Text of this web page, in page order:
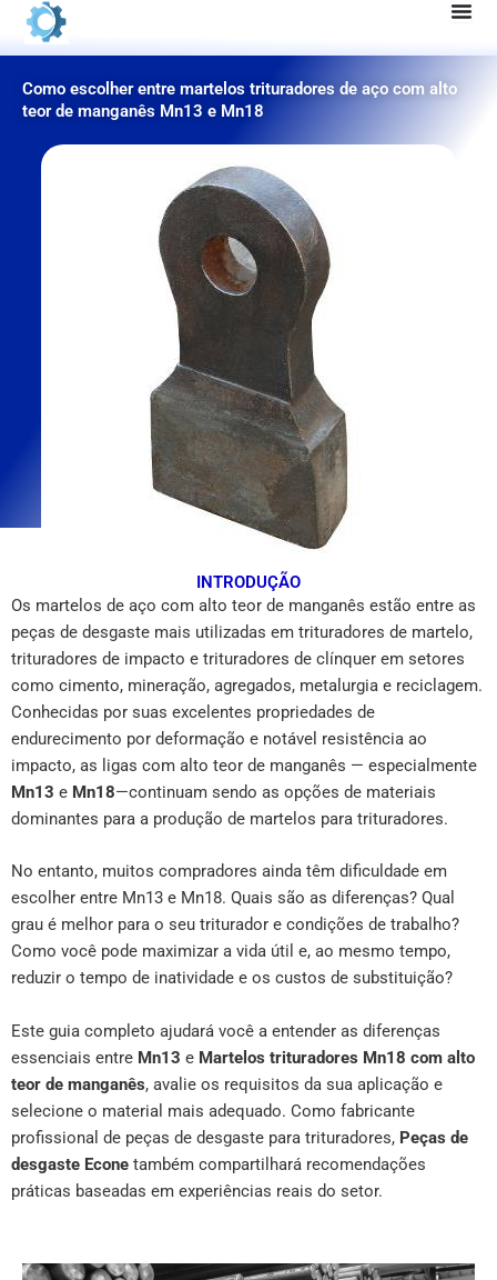
Pular
para
conteúdo
Como escolher entre martelos trituradores de aço com alto
teor de manganês Mn13 e Mn18
INTRODUÇÃO
Os martelos de aço com alto teor de manganês estão entre as
peças de desgaste mais utilizadas em trituradores de martelo,
trituradores de impacto e trituradores de clínquer em setores
como cimento, mineração, agregados, metalurgia e reciclagem.
Conhecidas por suas excelentes propriedades de
endurecimento por deformação e notável resistência ao
impacto, as ligas com alto teor de manganês — especialmente
Mn13 e Mn18—continuam sendo as opções de materiais
dominantes para a produção de martelos para trituradores.
No entanto, muitos compradores ainda têm dificuldade em
escolher entre Mn13 e Mn18. Quais são as diferenças? Qual
grau é melhor para o seu triturador e condições de trabalho?
Como você pode maximizar a vida útil e, ao mesmo tempo,
reduzir o tempo de inatividade e os custos de substituição?
Este guia completo ajudará você a entender as diferenças
essenciais entre Mn13 e Martelos trituradores Mn18 com alto
teor de manganês, avalie os requisitos da sua aplicação e
selecione o material mais adequado. Como fabricante
profissional de peças de desgaste para trituradores, Peças de
desgaste Econe também compartilhará recomendações
práticas baseadas em experiências reais do setor.